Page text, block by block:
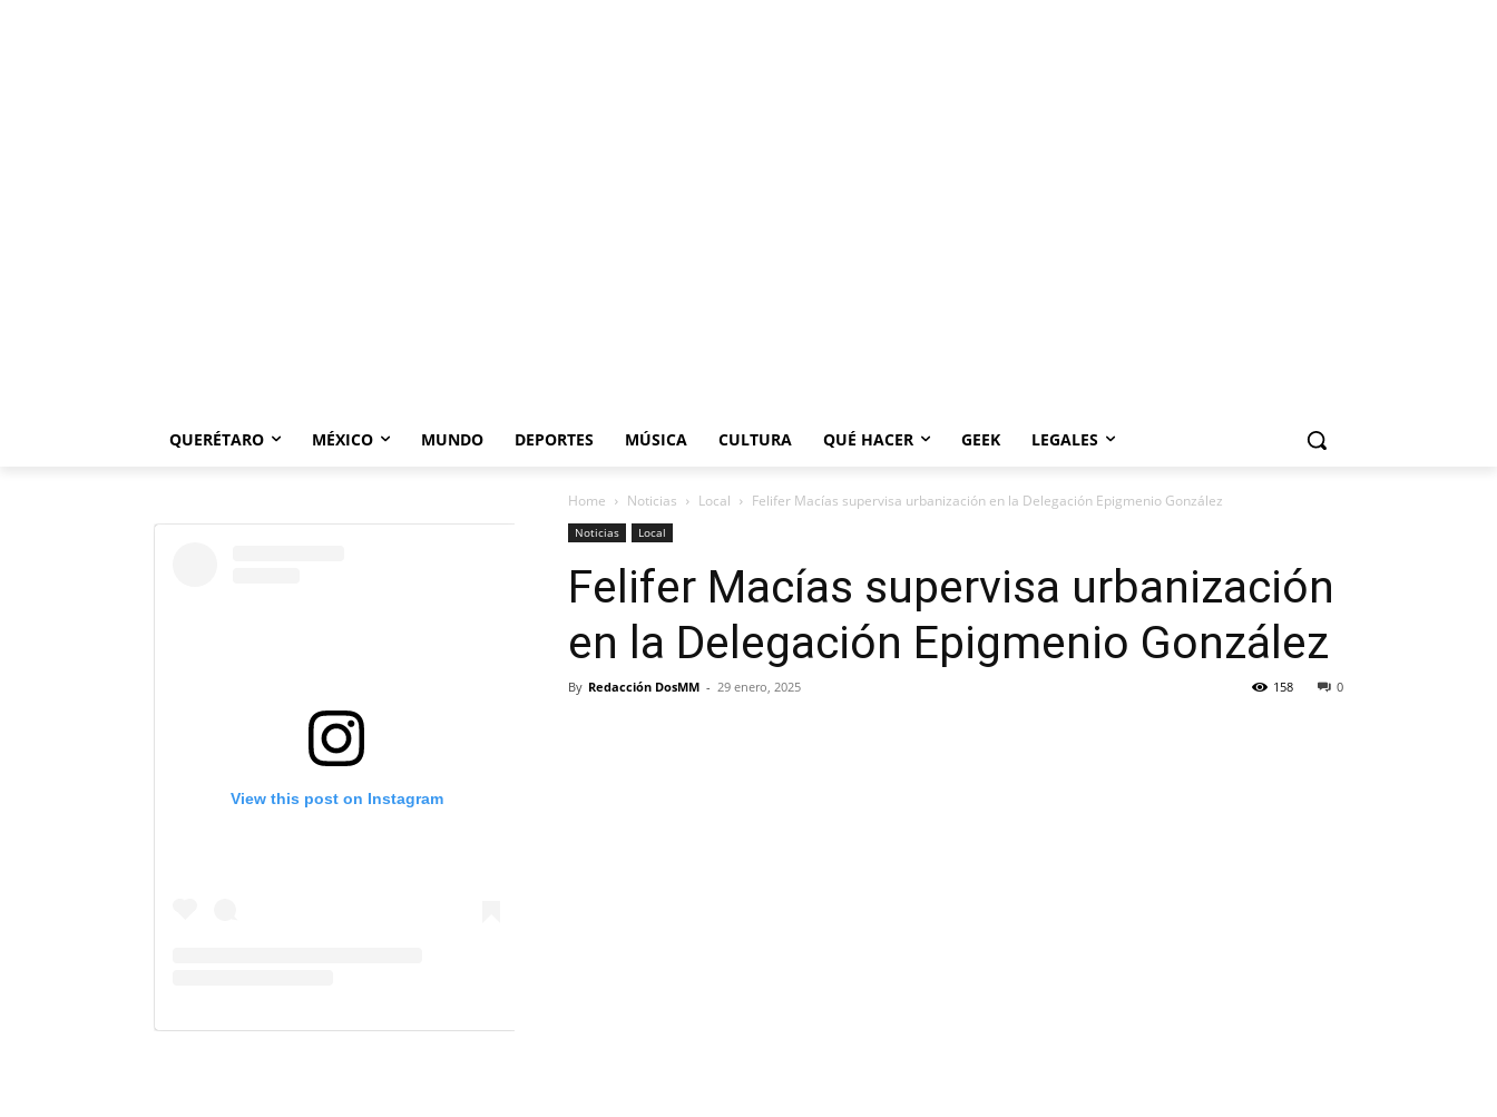
QUERÉTARO MÉXICO MUNDO DEPORTES MÚSICA CULTURA QUÉ HACER GEEK LEGALES
Home Noticias Local Felifer Macías supervisa urbanización en la Delegación Epigmenio González
Noticias Local
Felifer Macías supervisa urbanización
en la Delegación Epigmenio González
By Redacción DosMM - 29 enero, 2025 0
158
View this post on Instagram